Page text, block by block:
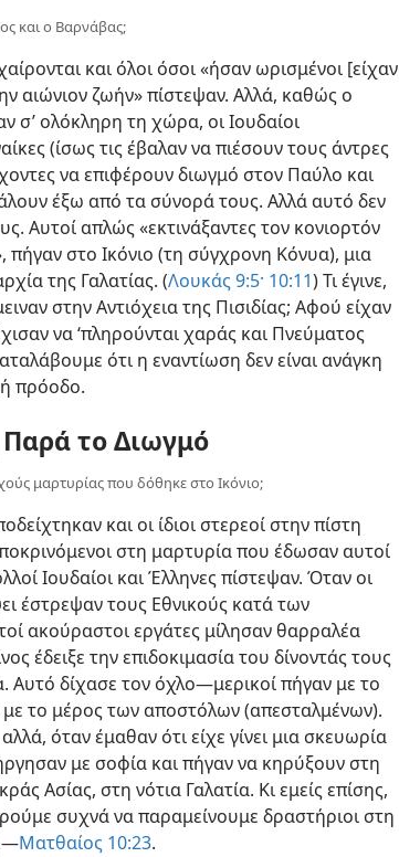
και ο Βαρνάβας;
και όλοι όσοι «ήσαν ωρισμένοι [είχαν
αιώνιον ζωήν» πίστεψαν. Αλλά, καθώς ο
σ’ ολόκληρη τη χώρα, οι Ιουδαίοι
(ίσως τις έβαλαν να πιέσουν τους άντρες
να επιφέρουν διωγμό στον Παύλο και
έξω από τα σύνορά τους. Αλλά αυτό δεν
Αυτοί απλώς «εκτινάξαντες τον κονιορτόν
στο Ικόνιο (τη σύγχρονη Κόνυα), μια
της Γαλατίας. (Λουκάς 9:5· 10:11) Τι έγινε,
στην Αντιόχεια της Πισιδίας; Αφού είχαν
να ‘πληρούνται χαράς και Πνεύματος
ότι η εναντίωση δεν είναι ανάγκη
πρόοδο.
Παρά το Διωγμό
μαρτυρίας που δόθηκε στο Ικόνιο;
και οι ίδιοι στερεοί στην πίστη
στη μαρτυρία που έδωσαν αυτοί
Ιουδαίοι και Έλληνες πίστεψαν. Όταν οι
έστρεψαν τους Εθνικούς κατά των
ακούραστοι εργάτες μίλησαν θαρραλέα
έδειξε την επιδοκιμασία του δίνοντάς τους
Αυτό δίχασε τον όχλο—μερικοί πήγαν με το
με το μέρος των αποστόλων (απεσταλμένων).
όταν έμαθαν ότι είχε γίνει μια σκευωρία
με σοφία και πήγαν να κηρύξουν στη
Ασίας, στη νότια Γαλατία. Κι εμείς επίσης,
συχνά να παραμείνουμε δραστήριοι στη
Ματθαίος 10:23.